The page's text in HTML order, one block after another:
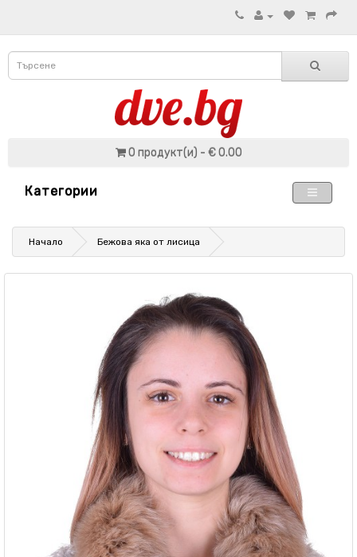
0 продукт(и) - € 0.00
Категории
Начало Бежова яка от лисица